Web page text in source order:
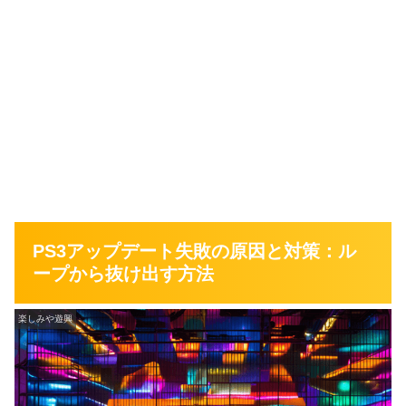
PS3アップデート失敗の原因と対策：ル
ープから抜け出す方法
楽しみや遊興